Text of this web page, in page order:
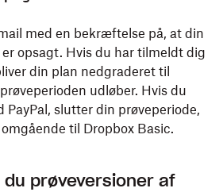
med en bekræftelse på, at din
opsagt. Hvis du har tilmeldt dig
din plan nedgraderet til
udløber. Hvis du
PayPal, slutter din prøveperiode,
til Dropbox Basic.
du prøveversioner af